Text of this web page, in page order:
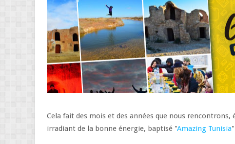
Cela fait des mois et des années que nous
irradiant de la bonne énergie, baptisé "Amazing Tunisia